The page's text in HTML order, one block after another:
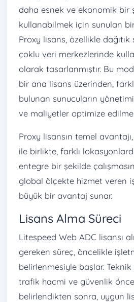
daha esnek ve ekonomik bir
kullanabilmek için sunulan
Proxy lisans, özellikle
çoklu veri merkezlerinde
olarak tasarlanmıştır. Bu
bir ana lisans üzerinden,
bulunan sunucuların
ve maliyetler optimize
Proxy lisansın temel
ile birlikte, farklı
entegre bir şekilde
global ölçekte hizmet veren
büyük bir avantaj sunar.
Lisans Alma Süreci
Litespeed Web ADC lisansı
gereken süreç, öncelikle
belirlenmesiyle başlar. Teknik
trafik hacmi ve güvenlik
belirlendikten sonra, uygun